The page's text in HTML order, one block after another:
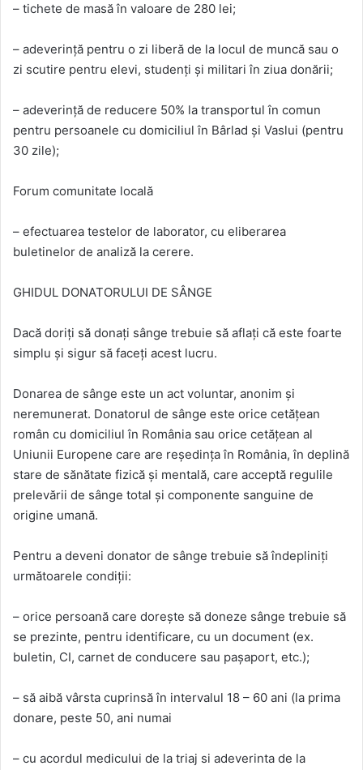
– tichete de masă în valoare de 280 lei;
– adeverință pentru o zi liberă de la locul de muncă sau o
zi scutire pentru elevi, studenți și militari în ziua donării;
– adeverință de reducere 50% la transportul în comun
pentru persoanele cu domiciliul în Bârlad și Vaslui (pentru
30 zile);
Forum comunitate locală
– efectuarea testelor de laborator, cu eliberarea
buletinelor de analiză la cerere.
GHIDUL DONATORULUI DE SÂNGE
Dacă doriți să donați sânge trebuie să aflați că este foarte
simplu și sigur să faceți acest lucru.
Donarea de sânge este un act voluntar, anonim și
neremunerat. Donatorul de sânge este orice cetățean
român cu domiciliul în România sau orice cetățean al
Uniunii Europene care are reședința în România, în deplină
stare de sănătate fizică și mentală, care acceptă regulile
prelevării de sânge total și componente sanguine de
origine umană.
Pentru a deveni donator de sânge trebuie să îndepliniți
următoarele condiții:
– orice persoană care dorește să doneze sânge trebuie să
se prezinte, pentru identificare, cu un document (ex.
buletin, CI, carnet de conducere sau pașaport, etc.);
– să aibă vârsta cuprinsă în intervalul 18 – 60 ani (la prima
donare, peste 50, ani numai
– cu acordul medicului de la triaj si adeverinta de la